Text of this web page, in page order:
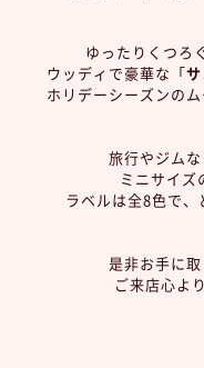
ゆったりくつろ
ウッディで豪華な「
ホリデーシーズンの
旅行やジム
ミニサイズ
ラベルは全8色で
是非お手に
ご来店心よ